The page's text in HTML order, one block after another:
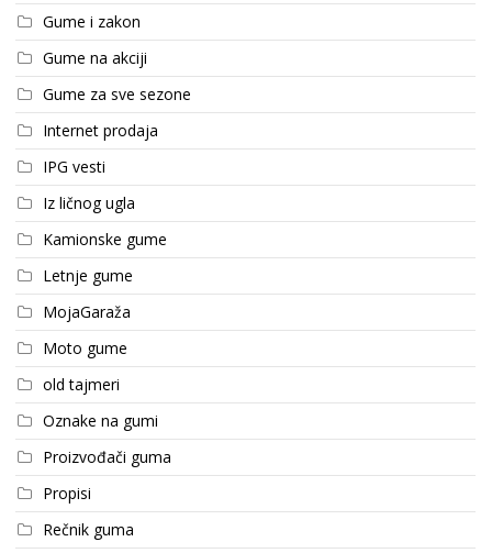
Gume i zakon
Gume na akciji
Gume za sve sezone
Internet prodaja
IPG vesti
Iz ličnog ugla
Kamionske gume
Letnje gume
MojaGaraža
Moto gume
old tajmeri
Oznake na gumi
Proizvođači guma
Propisi
Rečnik guma